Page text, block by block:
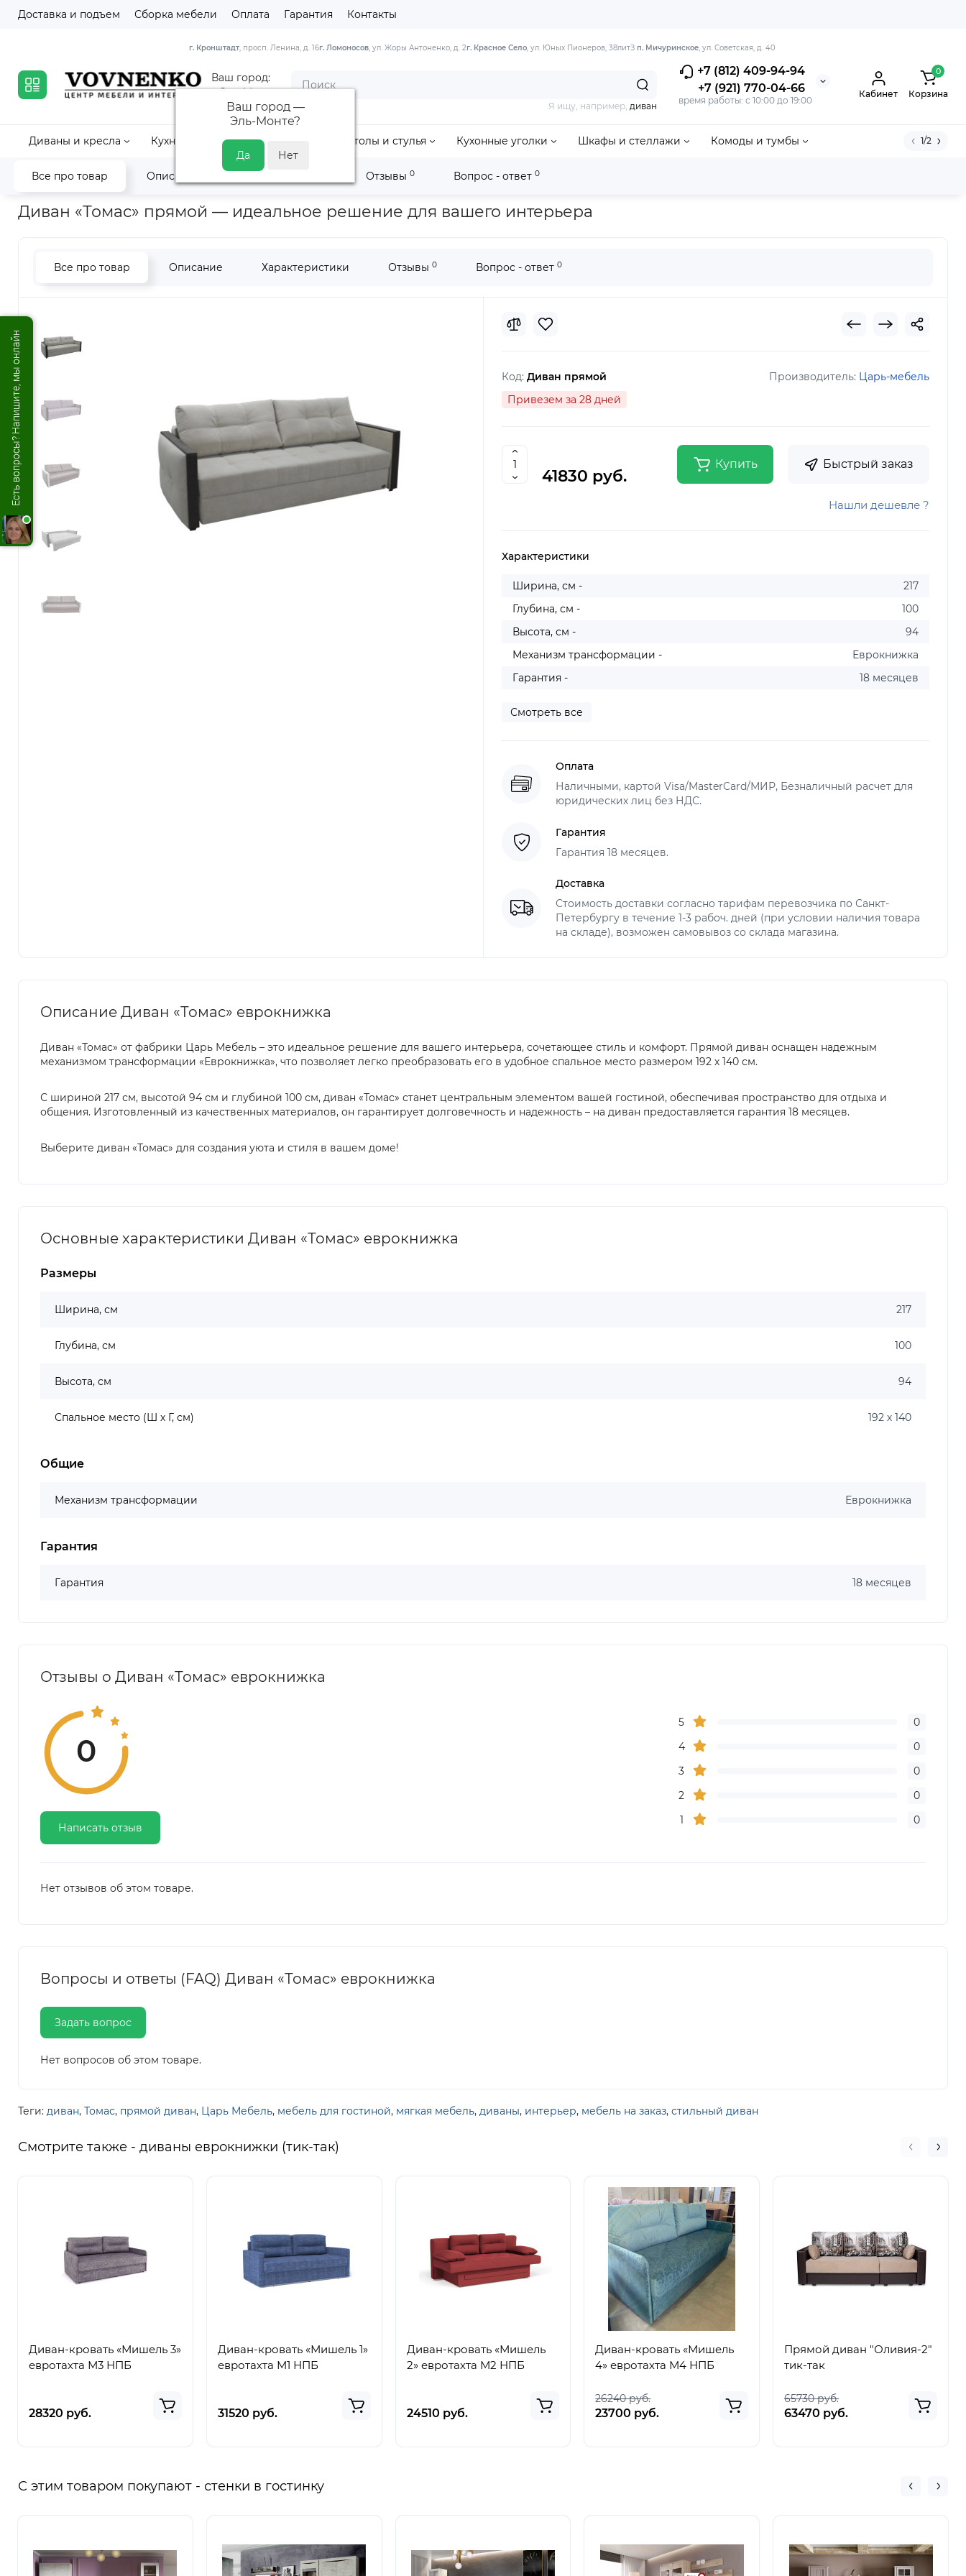
Доставка и подъем Сборка мебели Оплата Гарантия Контакты
Ваш город:
Эль-Монте
Ваш город —
Эль-Монте?
г. Кронштадт, просп. Ленина, д. 16г. Ломоносов, ул. Жоры Антоненко, д. 2г. Красное Село, ул. Юных Пионеров, 38литЗ п. Мичуринское, ул. Советская, д. 40
+7 (812) 409-94-94
+7 (921) 770-04-66
время работы: с 10:00 до 19:00
Я ищу, например, диван
Кабинет
0
Корзина
Диваны и кресла Кухни Кровати и матрасы Столы и стулья Кухонные уголки Шкафы и стеллажи Комоды и тумбы 1/2
Все про товар Описание Отзывы 0 Вопрос - ответ 0
Главная Диваны и кресла Диваны еврокнижки (тик-так) Диван «Томас» еврокнижка
Диван «Томас» прямой — идеальное решение для вашего интерьера
Все про товар Описание Характеристики Отзывы 0 Вопрос - ответ 0
Код: Диван прямой Производитель: Царь-мебель
Привезем за 28 дней
41830 руб.
Купить Быстрый заказ
Нашли дешевле ?
Характеристики
Ширина, см -
217
Глубина, см -
100
Высота, см -
94
Механизм трансформации -
Еврокнижка
Гарантия -
18 месяцев
Смотреть все
Оплата
Наличными, картой Visa/MasterCard/МИР, Безналичный расчет для
юридических лиц без НДС.
Гарантия
Гарантия 18 месяцев.
Доставка
Стоимость доставки согласно тарифам перевозчика по Санкт-
Петербургу в течение 1-3 рабоч. дней (при условии наличия товара
на складе), возможен самовывоз со склада магазина.
Описание Диван «Томас» еврокнижка
Диван «Томас» от фабрики Царь Мебель – это идеальное решение для вашего интерьера, сочетающее стиль и комфорт. Прямой диван оснащен надежным
механизмом трансформации «Еврокнижка», что позволяет легко преобразовать его в удобное спальное место размером 192 х 140 см.
С шириной 217 см, высотой 94 см и глубиной 100 см, диван «Томас» станет центральным элементом вашей гостиной, обеспечивая пространство для отдыха и
общения. Изготовленный из качественных материалов, он гарантирует долговечность и надежность – на диван предоставляется гарантия 18 месяцев.
Выберите диван «Томас» для создания уюта и стиля в вашем доме!
Основные характеристики Диван «Томас» еврокнижка
Размеры
Ширина, см 217
Глубина, см 100
Высота, см 94
Спальное место (Ш х Г, см) 192 х 140
Общие
Механизм трансформации Еврокнижка
Гарантия
Гарантия 18 месяцев
Отзывы о Диван «Томас» еврокнижка
0
Написать отзыв
5
0
4
0
3
0
2
0
1
0
Нет отзывов об этом товаре.
Вопросы и ответы (FAQ) Диван «Томас» еврокнижка
Задать вопрос
Нет вопросов об этом товаре.
Теги: диван, Томас, прямой диван, Царь Мебель, мебель для гостиной, мягкая мебель, диваны, интерьер, мебель на заказ, стильный диван
Смотрите также - диваны еврокнижки (тик-так)
Диван-кровать «Мишель 3»
евротахта М3 НПБ
28320 руб.
Диван-кровать «Мишель 1»
евротахта М1 НПБ
31520 руб.
Диван-кровать «Мишель
2» евротахта М2 НПБ
24510 руб.
Диван-кровать «Мишель
4» евротахта М4 НПБ
26240 руб.
23700 руб.
Прямой диван "Оливия-2"
тик-так
65730 руб.
63470 руб.
С этим товаром покупают - стенки в гостинку
Есть вопросы? Напишите, мы онлайн